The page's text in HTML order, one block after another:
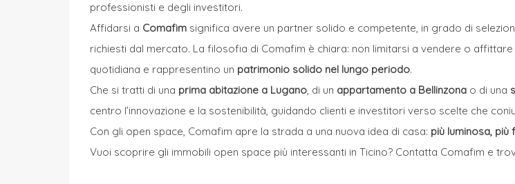
professionisti e degli investitori.
Affidarsi a Comafim significa avere un partner solido e competente, in grado di
richiesti dal mercato. La filosofia di Comafim è chiara: non limitarsi a vendere o
quotidiana e rappresentino un patrimonio solido nel lungo periodo.
Che si tratti di una prima abitazione a Lugano, di un appartamento a Bellinzona o di una
centro l’innovazione e la sostenibilità, guidando clienti e investitori verso scelte che
Con gli open space, Comafim apre la strada a una nuova idea di casa: più luminosa,
Vuoi scoprire gli immobili open space più interessanti in Ticino? Contatta Comafim e